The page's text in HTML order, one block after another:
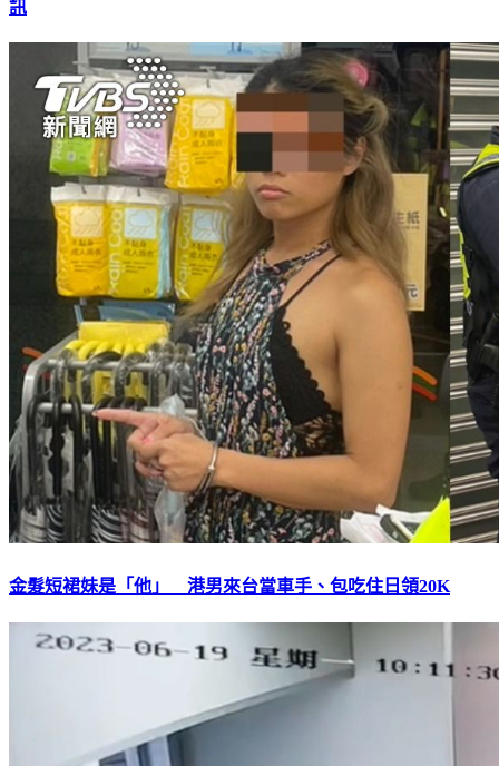
訊
金髮短裙妹是「他」 港男來台當車手、包吃住日領20K